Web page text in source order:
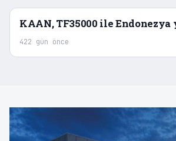
KAAN, TF35000 ile Endonezya
422 gün önce